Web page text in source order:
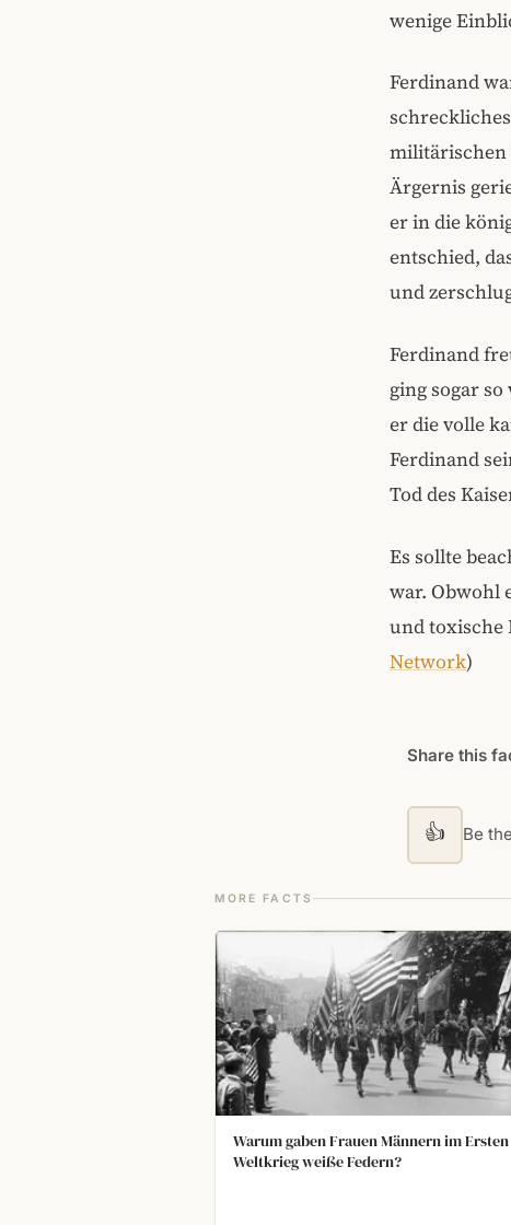
wenige
Ferdinand
militärischen
Ärgernis
er in die
entschied,
und
Ferdinand
ging sogar
er die volle
Ferdinand
Tod des
Es sollte
war. Obwohl
und toxische
Network)
Share this
👍 Be
MORE FACTS
Warum gaben Frauen Männern im Ersten
Weltkrieg weiße Federn?